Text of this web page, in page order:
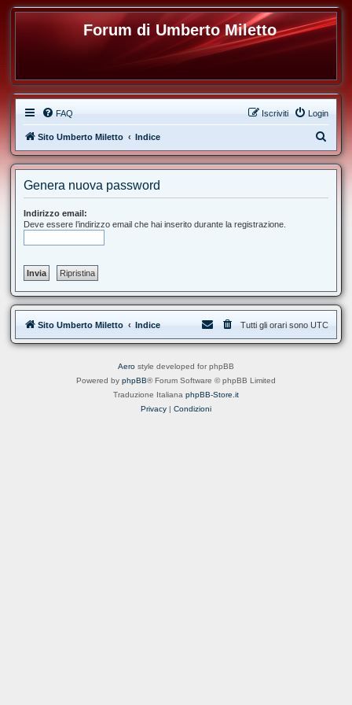
Forum di Umberto Miletto
FAQ Login
Iscriviti
Sito Umberto Miletto Indice
e
Genera nuova password
Indirizzo email:
Deve essere l’indirizzo email che hai inserito durante la registrazione.
Sito Umberto Miletto Indice Tutti gli orari sono UTC
Aero style developed for phpBB
Powered by phpBB® Forum Software © phpBB Limited
Traduzione Italiana phpBB-Store.it
Privacy | Condizioni